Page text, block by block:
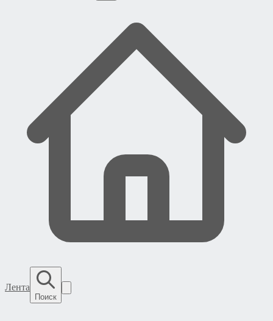
Лента
Поиск